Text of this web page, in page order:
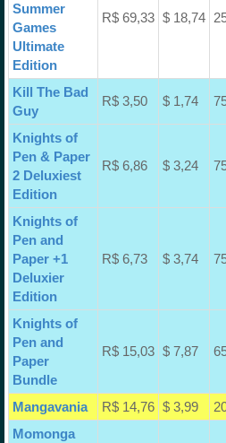
Summer
Games
Ultimate
Edition
R$ 69,33 $ 18,74
Kill The Bad
Guy
R$ 3,50 $ 1,74
Knights of
Pen & Paper
2 Deluxiest
Edition
R$ 6,86 $ 3,24
Knights of
Pen and
Paper +1
Deluxier
Edition
R$ 6,73 $ 3,74
Knights of
Pen and
Paper
Bundle
R$ 15,03 $ 7,87
Mangavania R$ 14,76 $ 3,99
Momonga